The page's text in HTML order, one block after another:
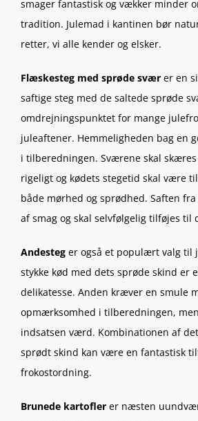
smager fantastisk og vækker minder
tradition. Julemad i kantinen bør
retter, vi alle kender og elsker.
Flæskesteg med sprøde svær er en
saftige steg med de saltede sprøde
omdrejningspunktet for mange
juleaftener. Hemmeligheden bag en
i tilberedningen. Sværene skal
rigeligt og kødets stegetid skal være
både mørhed og sprødhed. Saften
af smag og skal selvfølgelig tilføjes til
Andesteg er også et populært valg til
stykke kød med dets sprøde skind er
delikatesse. Anden kræver en smule
opmærksomhed i tilberedningen,
indsatsen værd. Kombinationen af
sprødt skind kan være en fantastisk
frokostordning.
Brunede kartofler er næsten